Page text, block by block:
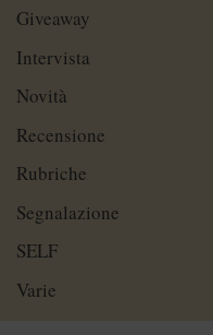
Giveaway
Intervista
Novità
Recensione
Rubriche
Segnalazione
SELF
Varie